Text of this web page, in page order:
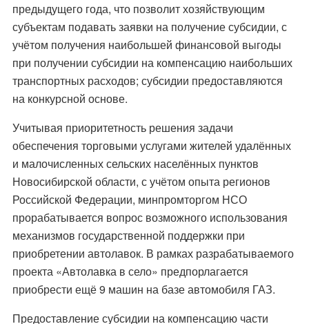
предыдущего года, что позволит хозяйствующим
субъектам подавать заявки на получение субсидии, с
учётом получения наибольшей финансовой выгоды
при получении субсидии на компенсацию наибольших
транспортных расходов; субсидии предоставляются
на конкурсной основе.
Учитывая приоритетность решения задачи
обеспечения торговыми услугами жителей удалённых
и малочисленных сельских населённых пунктов
Новосибирской области, с учётом опыта регионов
Российской Федерации, минпромторгом НСО
прорабатывается вопрос возможного использования
механизмов государственной поддержки при
приобретении автолавок. В рамках разрабатываемого
проекта «Автолавка в село» предпорлагается
приобрести ещё 9 машин на базе автомобиля ГАЗ.
Предоставление субсидии на компенсацию части